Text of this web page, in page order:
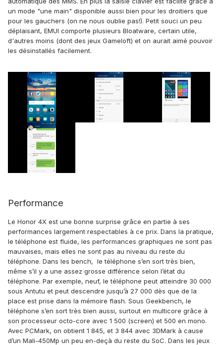
un mode "une main" disponible aussi bien pour les droitiers que
pour les gauchers (on ne nous oublie pas!). Petit souci un peu
déplaisant, EMUI comporte plusieurs Bloatware, certain utile,
d'autres moins (dont des jeux Gameloft) et on aurait aimé pouvoir
les désinstallés facilement.
Performance
Le Honor 4X est une bonne surprise grâce en partie à ses
performances largement respectables à ce prix. Dans la pratique,
le téléphone est fluide, les performances graphiques ne sont pas
mauvaises, mais elles ne sont pas au niveau du reste du
téléphone. Dans les bench, le téléphone s’en sort très bien,
même s’il y a une assez grosse différence selon l’état du
téléphone. Par exemple, neuf, le téléphone peut atteindre 30 000
sous Antutu et peut descendre jusqu’à 27 000 dès que de la
place est prise dans la mémoire flash. Sous Geekbench, le
téléphone s’en sort très bien aussi, surtout en multicore grâce à
son processeur octo-core avec 1 500 (screen) et 500 en mono.
Avec PCMark, on obtient 1 845, et 3 844 avec 3DMark à cause
d’un Mali-450Mp un peu en-deçà du reste du SoC. Dans les jeux